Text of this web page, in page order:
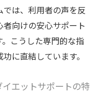
ト成功の秘訣とサ
ルダイエット体験
は、利用者の声を反
向けの安心サポート
こうした専門的な指
に直結しています。
エットサポートの特